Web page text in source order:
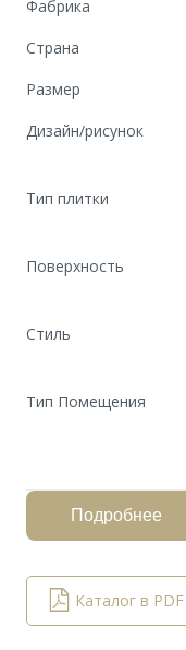
Фабрика
Страна
Размер
Дизайн/рисунок
Тип плитки
Поверхность
Cтиль
Тип Помещения
Подробнее
Каталог в PDF